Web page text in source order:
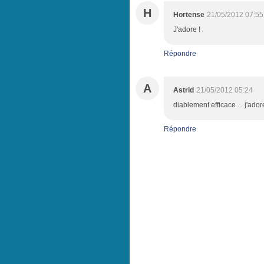
H Hortense 21/05/2012 07:55
J'adore !
Répondre
A Astrid 21/05/2012 05:24
diablement efficace ...
Répondre